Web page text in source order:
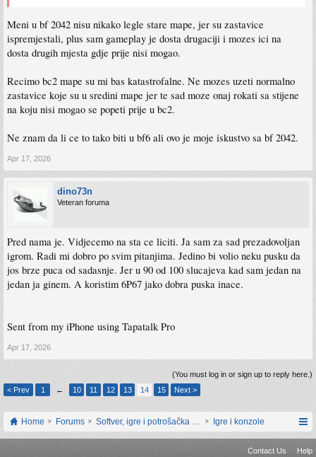
Meni u bf 2042 nisu nikako legle stare mape, jer su zastavice
ispremjestali, plus sam gameplay je dosta drugaciji i mozes ici na
dosta drugih mjesta gdje prije nisi mogao.
Recimo bc2 mape su mi bas katastrofalne. Ne mozes uzeti normalno
zastavice koje su u sredini mape jer te sad moze onaj rokati sa stijene
na koju nisi mogao se popeti prije u bc2.
Ne znam da li ce to tako biti u bf6 ali ovo je moje iskustvo sa bf 2042.
Apr 17, 2026
dino73n
Veteran foruma
Pred nama je. Vidjecemo na sta ce liciti. Ja sam za sad prezadovoljan
igrom. Radi mi dobro po svim pitanjima. Jedino bi volio neku pusku da
jos brze puca od sadasnje. Jer u 90 od 100 slucajeva kad sam jedan na
jedan ja ginem. A koristim 6P67 jako dobra puska inace.
Sent from my iPhone using Tapatalk Pro
Apr 17, 2026
(You must log in or sign up to reply here.)
< Prev
1 ← 10 11 12 13 14 15 Next >
Home Forums Softver, igre i potrošačka elektronikaIgre i konzole
Contact Us Help